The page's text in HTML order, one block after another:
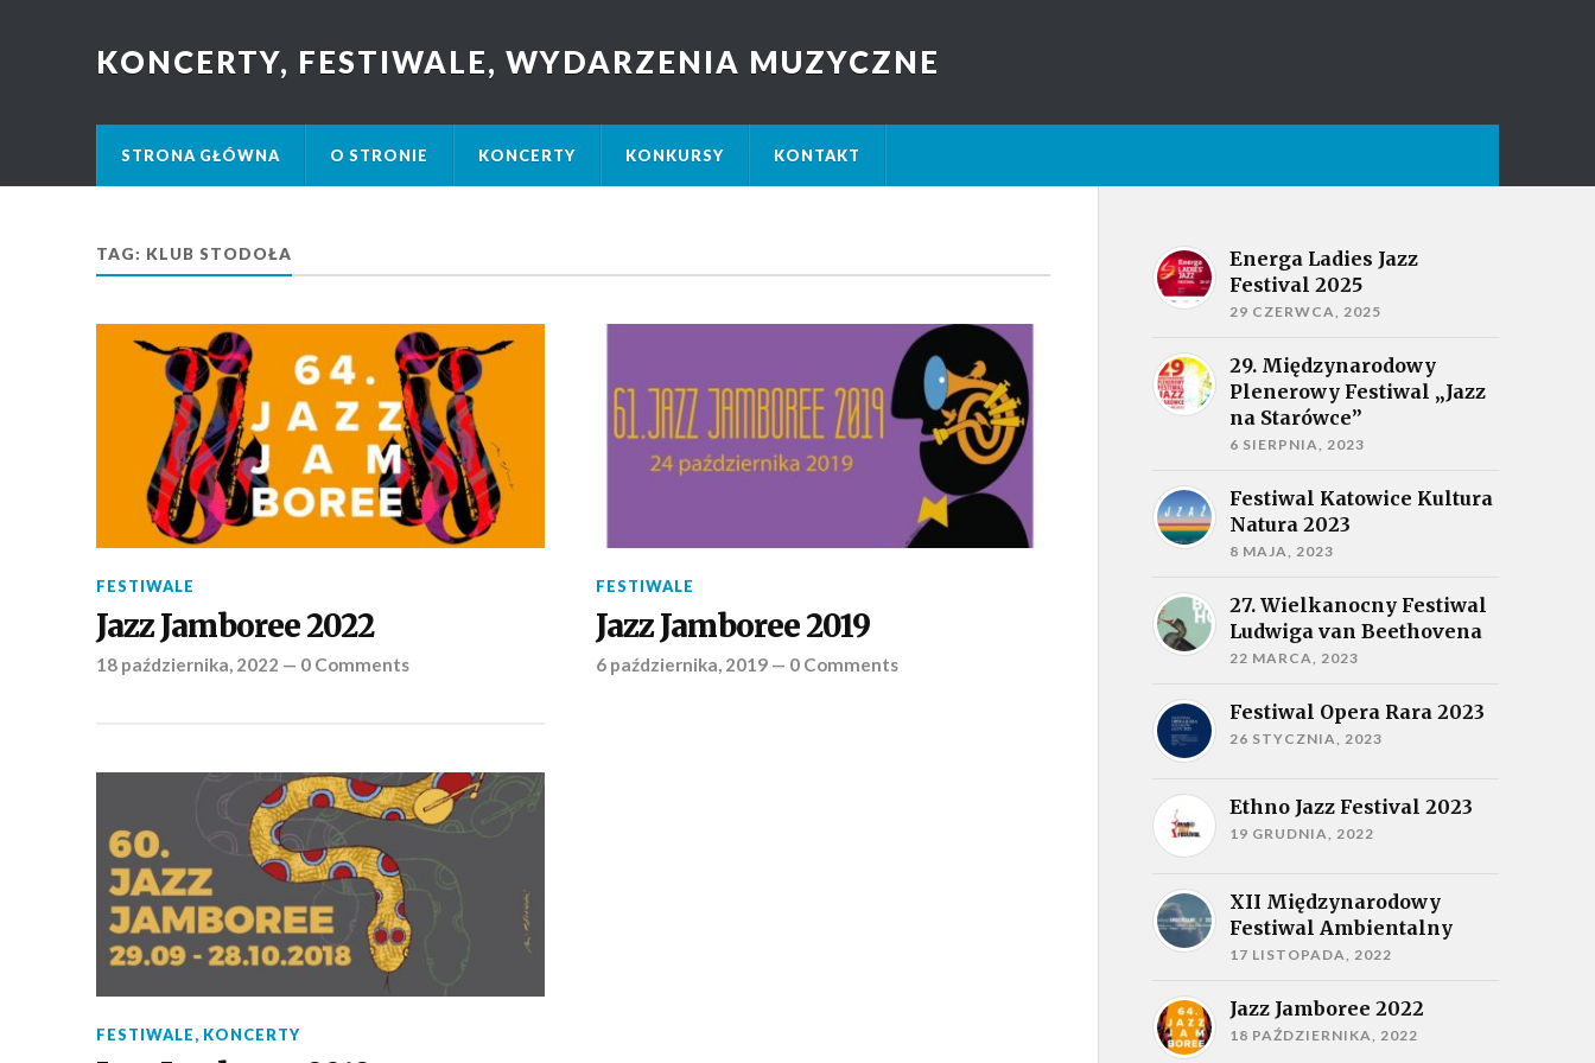
KONCERTY, FESTIWALE, WYDARZENIA MUZYCZNE
STRONA GŁÓWNA O STRONIE KONCERTY KONKURSY KONTAKT
TAG: KLUB STODOŁA
FESTIWALE
Jazz Jamboree 2022
18 października, 2022 — 0 Comments
FESTIWALE
Jazz Jamboree 2019
6 października, 2019— 0 Comments
FESTIWALE, KONCERTY
Energa Ladies Jazz
Festival 2025
29 CZERWCA, 2025
29. Międzynarodowy
Plenerowy Festiwal „Jazz
na Starówce”
6 SIERPNIA, 2023
Festiwal Katowice Kultura
Natura 2023
8 MAJA, 2023
27. Wielkanocny Festiwal
Ludwiga van Beethovena
22 MARCA, 2023
Festiwal Opera Rara 2023
26 STYCZNIA, 2023
Ethno Jazz Festival 2023
19 GRUDNIA, 2022
XII Międzynarodowy
Festiwal Ambientalny
17 LISTOPADA, 2022
Jazz Jamboree 2022
18 PAŹDZIERNIKA, 2022